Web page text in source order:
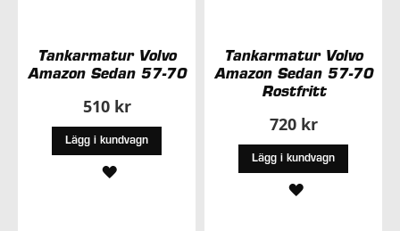
Tankarmatur Volvo
Amazon Sedan 57-70
510 kr
Lägg i kundvagn
LÄGG
Tankarmatur Volvo
Amazon Sedan 57-70
Rostfritt
720 kr
Lägg i kundvagn
LÄGG